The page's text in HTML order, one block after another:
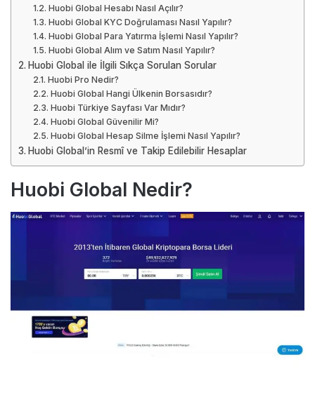
Huobi Global Hesabı Nasıl Açılır?
Huobi Global KYC Doğrulaması Nasıl Yapılır?
Huobi Global Para Yatırma İşlemi Nasıl Yapılır?
Huobi Global Alım ve Satım Nasıl Yapılır?
Huobi Global ile İlgili Sıkça Sorulan Sorular
Huobi Pro Nedir?
Huobi Global Hangi Ülkenin Borsasıdır?
Huobi Türkiye Sayfası Var Mıdır?
Huobi Global Güvenilir Mi?
Huobi Global Hesap Silme İşlemi Nasıl Yapılır?
Huobi Global’in Resmî ve Takip Edilebilir Hesaplar
Huobi Global Nedir?